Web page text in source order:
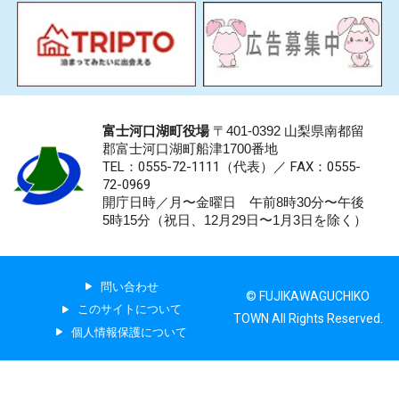
富士河口湖町役場〒401-0392 山梨県南都留
郡富士河口湖町船津1700番地
TEL：0555-72-1111 （代表）／ FAX：0555-
72-0969
開庁日時／月〜金曜日 午前8時30分〜午後
5時15分（祝日、12月29日〜1月3日を除く）
問い合わせ
このサイトについて
個人情報保護について
© FUJIKAWAGUCHIKO
TOWN All Rights Reserved.